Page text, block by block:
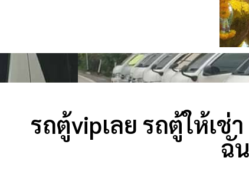
รถตู้vipเลย รถตู้ให้เช่
ฉั